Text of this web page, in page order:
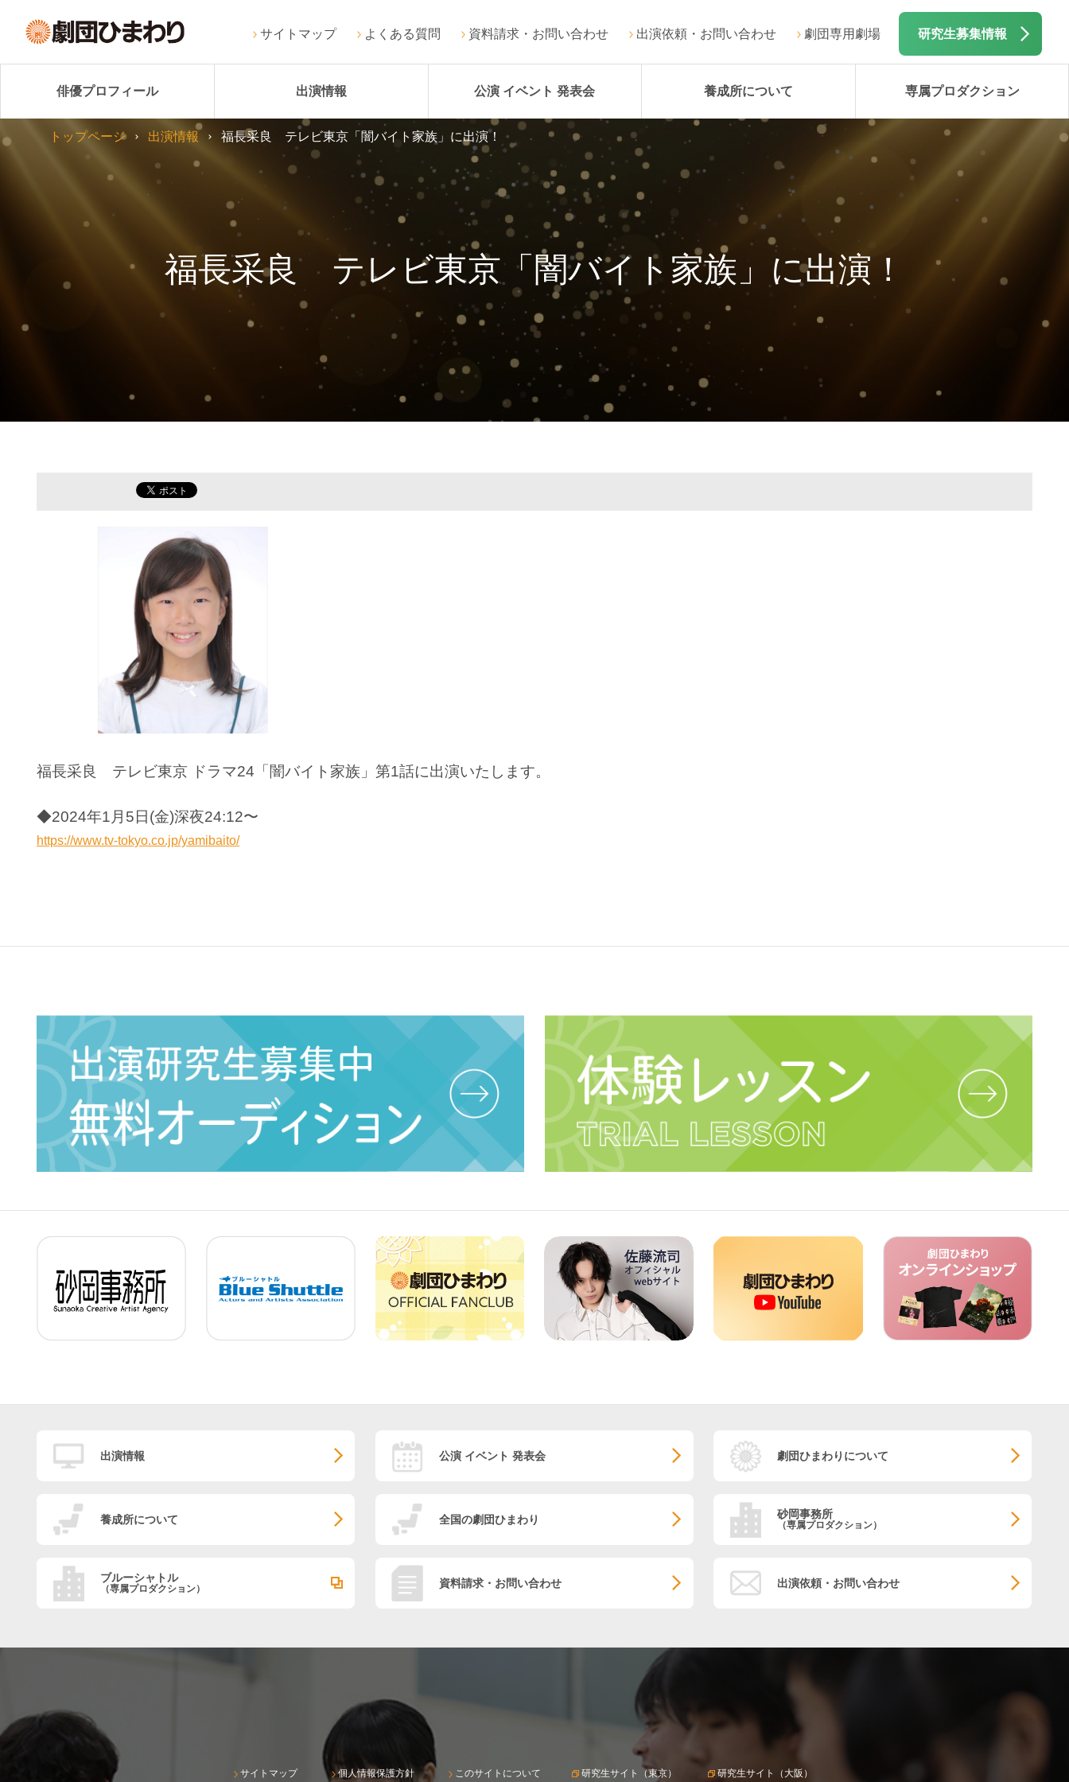
サイトマップ よくある質問 資料請求・お問い合わせ 出演依頼・お問い合わせ 劇団専用劇場 研究生募集情報
俳優プロフィール 出演情報 公演 イベント 発表会 養成所について 専属プロダクション
福長采良 テレビ東京「闇バイト家族」に出演！
トップページ 出演情報 福長采良 テレビ東京「闇バイト家族」に出演！
福長采良 テレビ東京 ドラマ24「闇バイト家族」第1話に出演いたします。
◆2024年1月5日(金)深夜24:12〜
https://www.tv-tokyo.co.jp/yamibaito/
出演情報 公演 イベント 発表会 劇団ひまわりについて
養成所について 全国の劇団ひまわり 砂岡事務所
（専属プロダクション）
ブルーシャトル
（専属プロダクション） 資料請求・お問い合わせ 出演依頼・お問い合わせ
サイトマップ 個人情報保護方針 このサイトについて 研究生サイト（東京） 研究生サイト（大阪）